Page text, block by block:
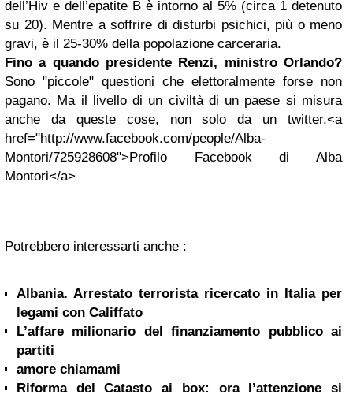
dell’Hiv e dell’epatite B è intorno al 5% (circa 1 detenuto
su 20). Mentre a soffrire di disturbi psichici, più o meno
gravi, è il 25-30% della popolazione carceraria.
Fino a quando presidente Renzi, ministro Orlando?
Sono "piccole" questioni che elettoralmente forse non
pagano. Ma il livello di un civiltà di un paese si misura
anche da queste cose, non solo da un twitter.<a
href="http://www.facebook.com/people/Alba-
Montori/725928608">Profilo Facebook di Alba
Montori</a>
Potrebbero interessarti anche :
Albania. Arrestato terrorista ricercato in Italia per
legami con Califfato
L’affare milionario del finanziamento pubblico ai
partiti
amore chiamami
Riforma del Catasto ai box: ora l’attenzione si